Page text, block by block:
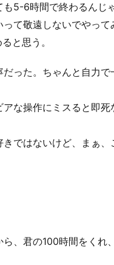
5-6時間で終わるんじ
て敬遠しないでやって
と思う。
った。ちゃんと自力で
な操作にミスると即死
ではないけど、まぁ、
、君の100時間をくれ